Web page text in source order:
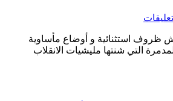
التي شنتها مليشيات الانقلاب